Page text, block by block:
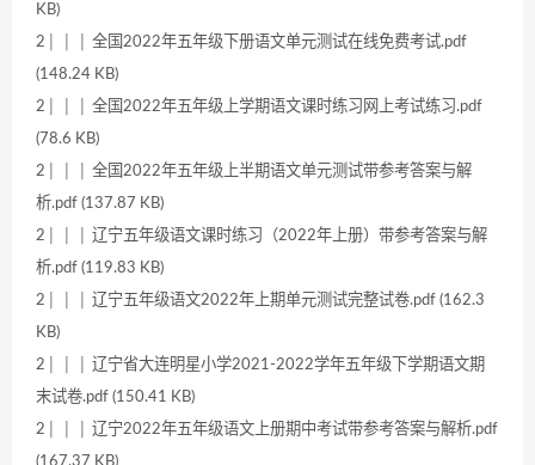
KB)
2│ │ │ 全国2022年五年级下册语文单元测试在线免费考试.pdf
(148.24 KB)
2│ │ │ 全国2022年五年级上学期语文课时练习网上考试练习.pdf
(78.6 KB)
2│ │ │ 全国2022年五年级上半期语文单元测试带参考答案与解
析.pdf (137.87 KB)
2│ │ │ 辽宁五年级语文课时练习（2022年上册）带参考答案与解
析.pdf (119.83 KB)
2│ │ │ 辽宁五年级语文2022年上期单元测试完整试卷.pdf (162.3
KB)
2│ │ │ 辽宁省大连明星小学2021-2022学年五年级下学期语文期
末试卷.pdf (150.41 KB)
2│ │ │ 辽宁2022年五年级语文上册期中考试带参考答案与解析.pdf
(167.37 KB)